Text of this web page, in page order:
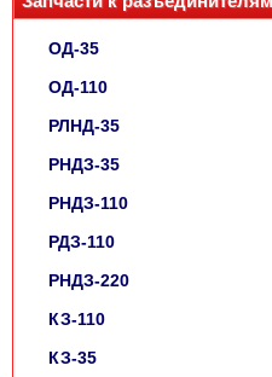
ОД-35
ОД-110
РЛНД-35
РНДЗ-35
РНДЗ-110
РДЗ-110
РНДЗ-220
КЗ-110
КЗ-35